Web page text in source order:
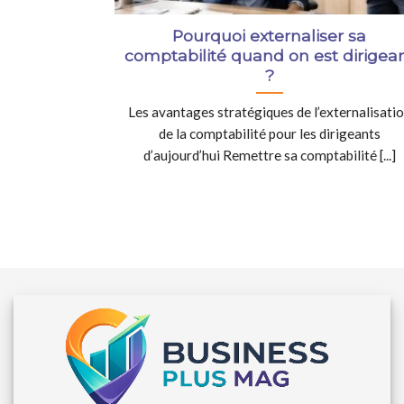
Pourquoi externaliser sa
comptabilité quand on est
?
Les avantages stratégiques de
de la comptabilité pour les dirigeants
d’aujourd’hui Remettre sa comptabilité [...]